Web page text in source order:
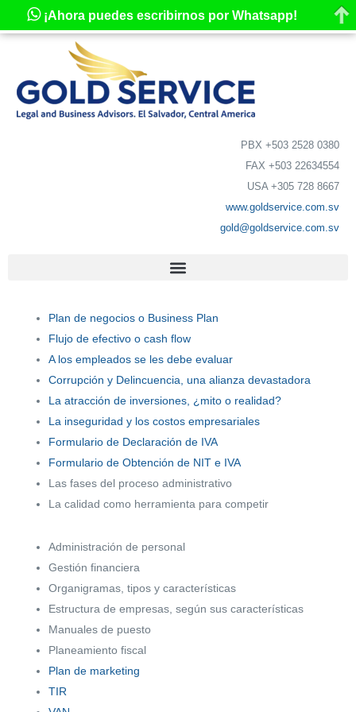
PBX +503 2528 0380
FAX +503 22634554
USA +305 728 8667
www.goldservice.com.sv
gold@goldservice.com.sv
Plan de negocios o Business Plan
Flujo de efectivo o cash flow
A los empleados se les debe evaluar
Corrupción y Delincuencia, una alianza devastadora
La atracción de inversiones, ¿mito o realidad?
La inseguridad y los costos empresariales
Formulario de Declaración de IVA
Formulario de Obtención de NIT e IVA
Las fases del proceso administrativo
La calidad como herramienta para competir
Administración de personal
Gestión financiera
Organigramas, tipos y características
Estructura de empresas, según sus características
Manuales de puesto
Planeamiento fiscal
Plan de marketing
TIR
¡Ahora puedes escribirnos por Whatsapp!